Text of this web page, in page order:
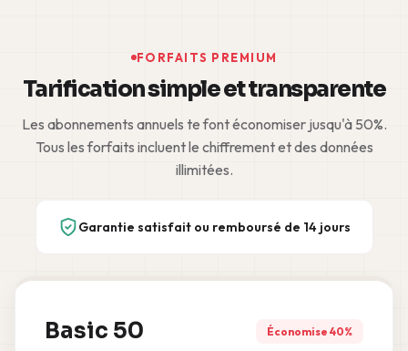
FORFAITS PREMIUM
Tarification simple et transparente
Les abonnements annuels te font économiser jusqu'à 50%.
Tous les forfaits incluent le chiffrement et des données
illimitées.
Garantie satisfait ou remboursé de 14 jours
Basic 50 Économise 40%